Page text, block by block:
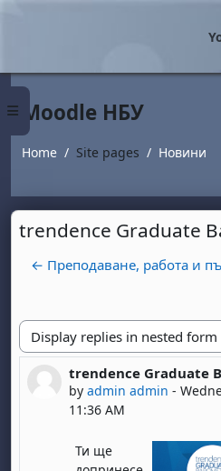
Side panel
Moodle НБУ
Home Site pages Новини
trendence Graduate
← Преподаване, работа и
Display mode
trendence Graduate
byadmin admin -
11:36 AM
Number of replies: 0
Ти ще